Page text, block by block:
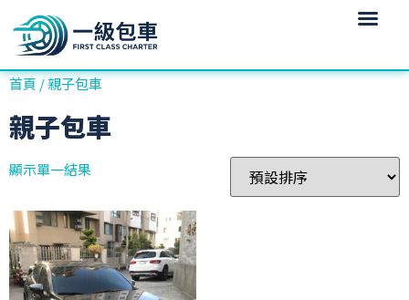
首頁 / 親子包車
親子包車
顯示單一結果